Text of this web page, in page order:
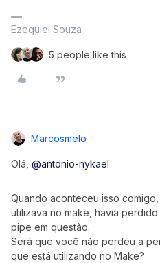
Ezequiel Souza
5 people like this
Marcosmelo
Olá, @antonio-nykael
Quando aconteceu isso
utilizava no make, havia
pipe em questão.
Será que você não perdeu a
que está utilizando no Make?